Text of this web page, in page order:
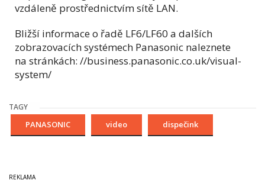
vzdáleně prostřednictvím sítě LAN.
Bližší informace o řadě LF6/LF60 a dalších
zobrazovacích systémech Panasonic naleznete
na stránkách: //business.panasonic.co.uk/visual-
system/
TAGY
PANASONIC video dispečink